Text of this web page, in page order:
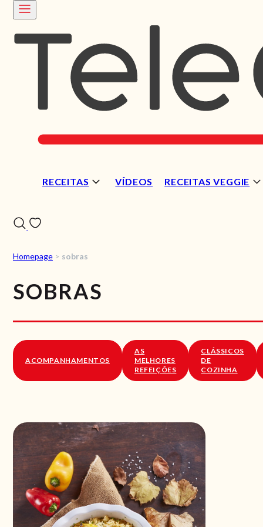
RECEITAS VÍDEOS RECEITAS VEGGIE
Homepage > sobras
SOBRAS
ACOMPANHAMENTOS
AS
MELHORES
REFEIÇÕES
CLÁSSICOS
DE
COZINHA